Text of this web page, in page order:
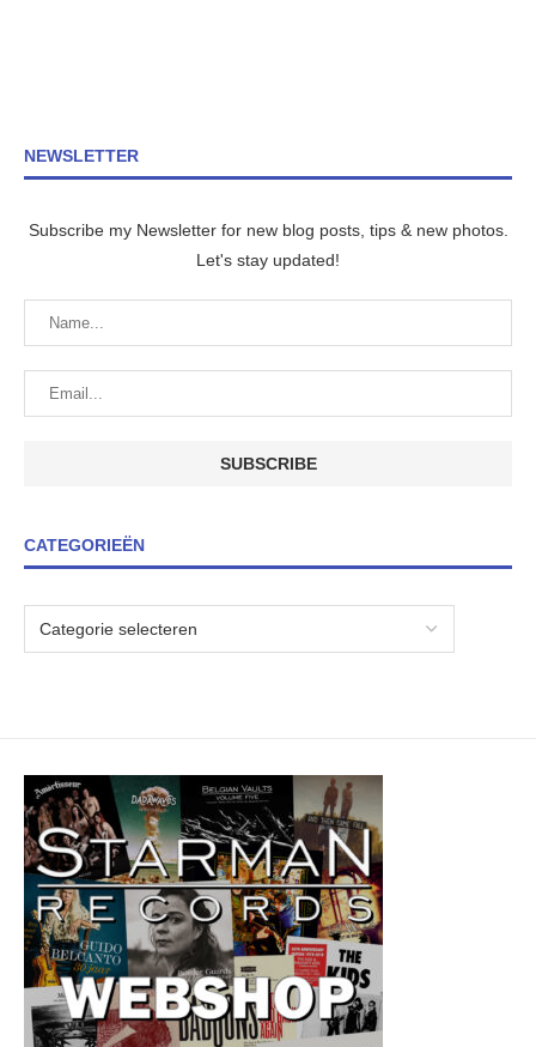
NEWSLETTER
Subscribe my Newsletter for new blog posts, tips & new photos.
Let's stay updated!
CATEGORIEËN